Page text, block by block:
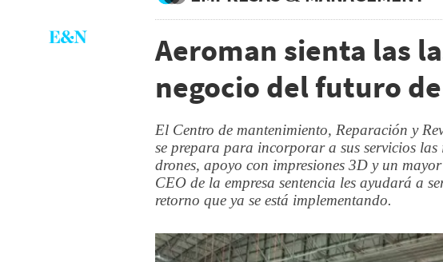
Aeroman sienta las
negocio del futuro de
El Centro de mantenimiento, Reparación y
se prepara para incorporar a sus servicios las
drones, apoyo con impresiones 3D y un
CEO de la empresa sentencia les ayudará a
retorno que ya se está implementando.